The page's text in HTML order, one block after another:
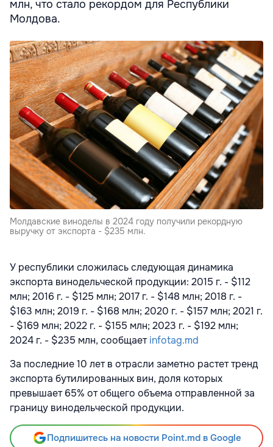
млн, что стало рекордом для Республики
Молдова.
Молдавские виноделы в 2024 году получили рекордную
выручку от экспорта - $235 млн.
У республики сложилась следующая динамика
экспорта винодельческой продукции: 2015 г. - $112
млн; 2016 г. - $125 млн; 2017 г. - $148 млн; 2018 г. -
$163 млн; 2019 г. - $168 млн; 2020 г. - $157 млн; 2021 г.
- $169 млн; 2022 г. - $155 млн; 2023 г. - $192 млн;
2024 г. - $235 млн, сообщаетinfotag.md
За последние 10 лет в отрасли заметно растет тренд
экспорта бутилированных вин, доля которых
превышает 65% от общего объема отправленной за
границу винодельческой продукции.
Подпишитесь на новости Point.md в Google